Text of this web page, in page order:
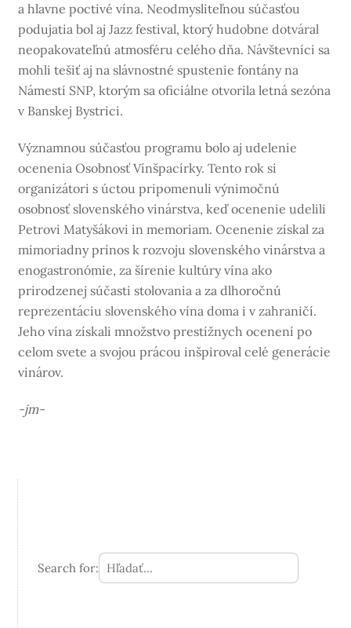
a hlavne poctivé vína. Neodmysliteľnou súčasťou
podujatia bol aj Jazz festival, ktorý hudobne dotváral
neopakovateľnú atmosféru celého dňa. Návštevníci sa
mohli tešiť aj na slávnostné spustenie fontány na
Námestí SNP, ktorým sa oficiálne otvorila letná sezóna
v Banskej Bystrici.
Významnou súčasťou programu bolo aj udelenie
ocenenia Osobnosť Vínšpacírky. Tento rok si
organizátori s úctou pripomenuli výnimočnú
osobnosť slovenského vinárstva, keď ocenenie udelili
Petrovi Matyšákovi in memoriam. Ocenenie získal za
mimoriadny prínos k rozvoju slovenského vinárstva a
enogastronómie, za šírenie kultúry vína ako
prirodzenej súčasti stolovania a za dlhoročnú
reprezentáciu slovenského vína doma i v zahraničí.
Jeho vína získali množstvo prestížnych ocenení po
celom svete a svojou prácou inšpiroval celé generácie
vinárov.
-jm-
Search for: